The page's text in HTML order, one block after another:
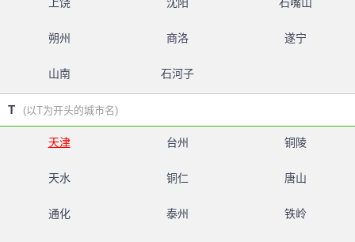
朔州 商洛 遂宁
山南 石河子
T (以T为开头的城市名)
天津 台州 铜陵
天水 铜仁 唐山
通化 泰州 铁岭